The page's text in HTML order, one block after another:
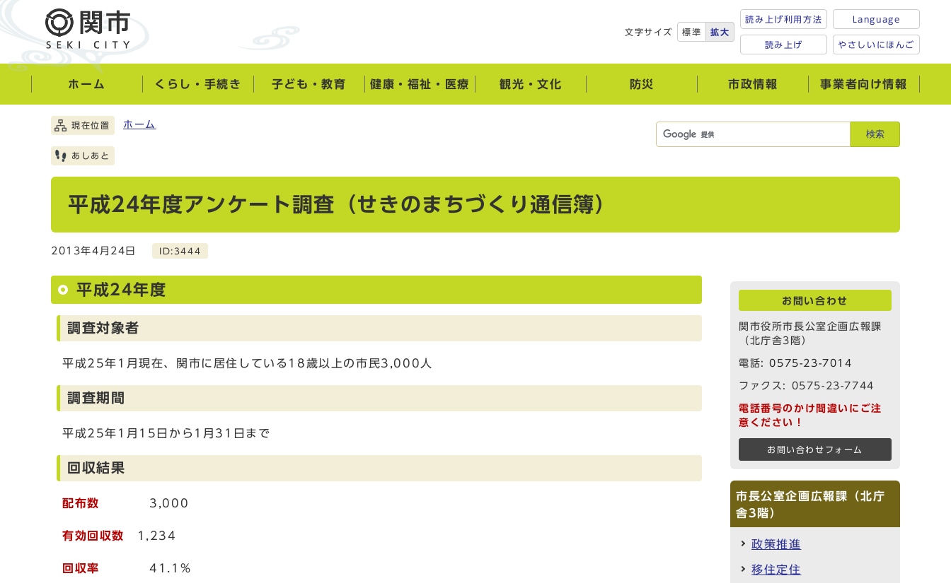
文字サイズ 標準 拡大
読み上げ利用方法
読み上げ
Language
やさしいにほんご
ホーム くらし・手続き 子ども・教育 健康・福祉・医療 観光・文化 防災 市政情報 事業者向け情報
検索
現在位置 ホーム
あしあと
平成24年度アンケート調査（せきのまちづくり通信簿）
2013年4月24日 ID:3444
平成24年度
調査対象者
平成25年1月現在、関市に居住している18歳以上の市民3,000人
調査期間
平成25年1月15日から1月31日まで
回収結果
配布数 3,000
有効回収数 1,234
回収率 41.1%
お問い合わせ
関市役所市長公室企画広報課
（北庁舎3階）
電話:0575-23-7014
ファクス: 0575-23-7744
電話番号のかけ間違いにご注
意ください！
お問い合わせフォーム
市長公室企画広報課（北庁
舎3階）
政策推進
移住定住